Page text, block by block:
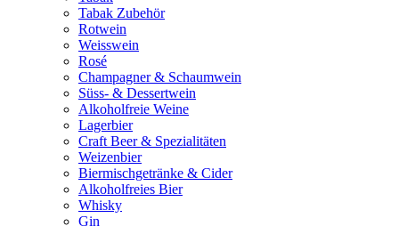
Tabak Zubehör
Rotwein
Weisswein
Rosé
Champagner & Schaumwein
Süss- & Dessertwein
Alkoholfreie Weine
Lagerbier
Craft Beer & Spezialitäten
Weizenbier
Biermischgetränke & Cider
Alkoholfreies Bier
Whisky
Gin